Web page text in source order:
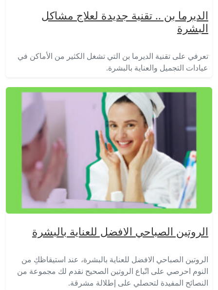
الديرما بن .. تقنية جديدة لعلاج مشاكل
البشرة
تعرفي على تقنية الديرما بن التي تشغل الكثير من الأماكن في
عيادات التجميل والعناية بالبشرة.
الروتين الصباحي الافضل للعناية بالبشرة
الروتين الصباحي الافضل للعناية بالبشرة، عند استيقاظكِ من
النوم احرصي على اتّباع الروتين الصحيح نقدم لك مجموعة من
النصائح المفيدة لتحصلي على إطلالة مشرقة.